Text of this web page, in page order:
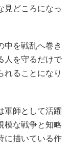
見どころになっ
中を戦乱へ巻き
人を守るだけで
れることになり
軍師として活躍
模な戦争と知略
に描いている作